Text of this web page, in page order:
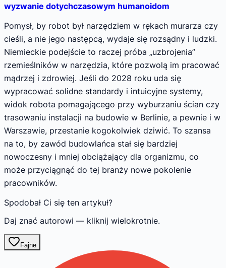
wyzwanie dotychczasowym humanoidom
Pomysł, by robot był narzędziem w rękach murarza czy
cieśli, a nie jego następcą, wydaje się rozsądny i ludzki.
Niemieckie podejście to raczej próba „uzbrojenia”
rzemieślników w narzędzia, które pozwolą im pracować
mądrzej i zdrowiej. Jeśli do 2028 roku uda się
wypracować solidne standardy i intuicyjne systemy,
widok robota pomagającego przy wyburzaniu ścian czy
trasowaniu instalacji na budowie w Berlinie, a pewnie i w
Warszawie, przestanie kogokolwiek dziwić. To szansa
na to, by zawód budowlańca stał się bardziej
nowoczesny i mniej obciążający dla organizmu, co
może przyciągnąć do tej branży nowe pokolenie
pracowników.
Spodobał Ci się ten artykuł?
Daj znać autorowi — kliknij wielokrotnie.
Fajne